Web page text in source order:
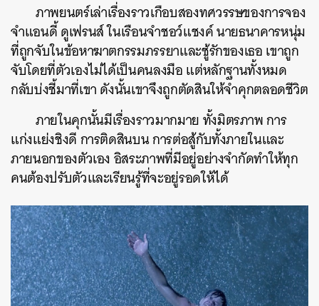
ภาพยนตร์เล่าเรื่องราวเกือบสองทศวรรษของการจอง
จำแอนดี้ ดูเฟรนส์ ในเรือนจำชอว์แชงค์ นายธนาคารหนุ่ม
ที่ถูกจับในข้อหาฆาตกรรมภรรยาและชู้รักของเธอ เขาถูก
จับโดยที่ตัวเองไม่ได้เป็นคนลงมือ แต่หลักฐานทั้งหมด
กลับบ่งชี้มาที่เขา ดังนั้นเขาจึงถูกตัดสินให้จำคุกตลอดชีวิต
ภายในคุกนั้นมีเรื่องราวมากมาย ทั้งมิตรภาพ การ
แก่งแย่งชิงดี การติดสินบน การต่อสู้กับทั้งภายในและ
ภายนอกของตัวเอง อิสระภาพที่มีอยู่อย่างจำกัดทำให้ทุก
คนต้องปรับตัวและเรียนรู้ที่จะอยู่รอดให้ได้